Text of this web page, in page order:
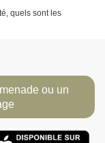
quels sont les
ou un